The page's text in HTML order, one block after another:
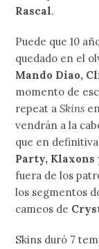
Rascal.
Puede que 10
quedado en el
Mando Diao,
momento de
repeat aSkins
vendrán a la
que en
Party, Klaxons
fuera de los
los segmentos
cameos de
Skins duró 7